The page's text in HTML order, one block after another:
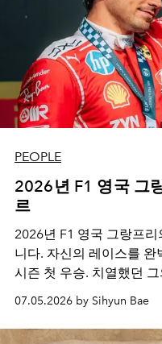
PEOPLE
2026년 F1 영국 그
르
2026년 F1 영국 그랑프
니다. 자신의 레이스를
시즌 첫 우승. 치열했던
07.05.2026 by Sihyun Bae